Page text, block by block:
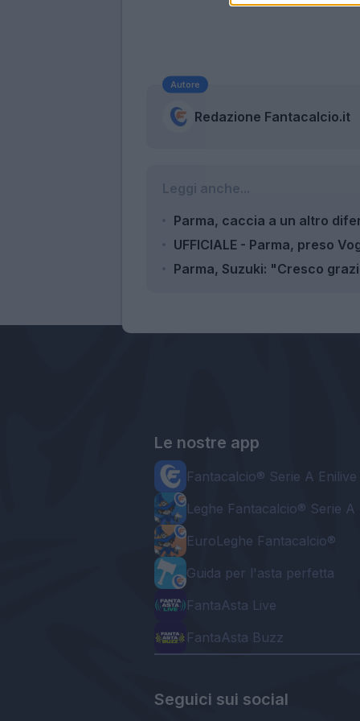
Autore
Redazione Fantacalcio.it
Leggi anche...
Parma, caccia a un altro
UFFICIALE - Parma, preso
Parma, Suzuki: "Cresco
Le nostre app
Fantacalcio® Serie A Enilive
Leghe Fantacalcio® Serie A
EuroLeghe Fantacalcio®
Guida per l'asta perfetta
FantaAsta Live
FantaAsta Buzz
Seguici sui social